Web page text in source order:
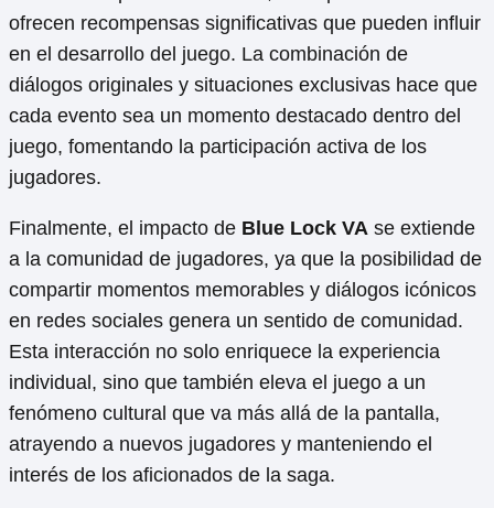
ofrecen recompensas significativas que pueden influir
en el desarrollo del juego. La combinación de
diálogos originales y situaciones exclusivas hace que
cada evento sea un momento destacado dentro del
juego, fomentando la participación activa de los
jugadores.
Finalmente, el impacto de Blue Lock VA se extiende
a la comunidad de jugadores, ya que la posibilidad de
compartir momentos memorables y diálogos icónicos
en redes sociales genera un sentido de comunidad.
Esta interacción no solo enriquece la experiencia
individual, sino que también eleva el juego a un
fenómeno cultural que va más allá de la pantalla,
atrayendo a nuevos jugadores y manteniendo el
interés de los aficionados de la saga.